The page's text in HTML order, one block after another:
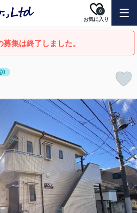
お気に入り
0
募集は終了しました。
0